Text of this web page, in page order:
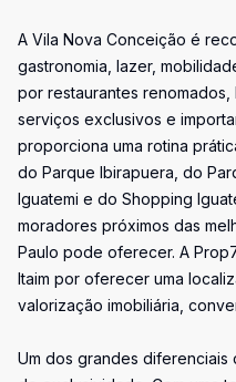
A Vila Nova Conceição é
gastronomia, lazer,
por restaurantes
serviços exclusivos e
proporciona uma rotina
do Parque Ibirapuera, do
Iguatemi e do Shopping
moradores próximos das
Paulo pode oferecer. A
Itaim por oferecer uma
valorização imobiliária,
Um dos grandes diferenciais